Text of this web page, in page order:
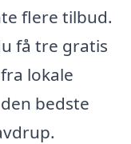
flere tilbud.
få tre gratis
lokale
bedste